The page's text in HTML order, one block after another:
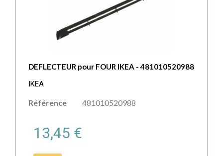
DEFLECTEUR pour FOUR IKEA - 481010520988
IKEA
Référence 481010520988
13,45 €